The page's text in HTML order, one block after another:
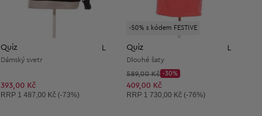
Quiz L
Dámský svetr
393,00 Kč
Doporučená cena:
RRP 1 487,00 Kč (-73%)
-50% s kódem FESTIVE
Quiz L
Dlouhé šaty
Původní cena:
589,00 Kč
Discount Price:
-30%
Snížená cena:
409,00 Kč
Doporučená cena:
RRP 1 730,00 Kč (-76%)